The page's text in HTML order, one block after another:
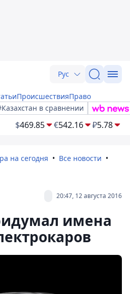
Рус
ПроисшествияПраво
в сравнении
$469.85 €542.16 ₽5.78
на сегодня
Все новости
20:47, 12 августа 2016
имена